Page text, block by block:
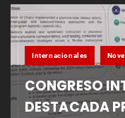
Internacionales
CONGRESO
DESTACADA